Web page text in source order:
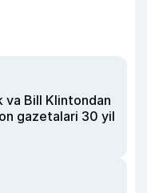
va Bill Klintondan
gazetalari 30 yil